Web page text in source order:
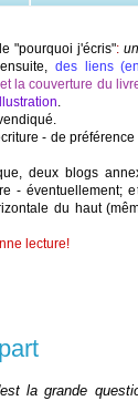
"pourquoi j'écris":
des liens
et la couverture du
- de
deux blogs
- éventuellement;
du haut
lecture!
la grande